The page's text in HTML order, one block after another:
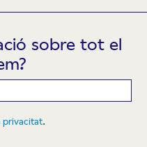
sobre tot el
privacitat.